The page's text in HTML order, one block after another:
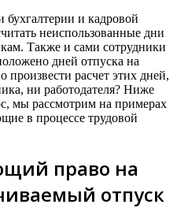
бухгалтерии и кадровой
неиспользованные дни
Также и сами сотрудники
дней отпуска на
произвести расчет этих дней,
ни работодателя? Ниже
мы рассмотрим на примерах
в процессе трудовой
право на
отпуск